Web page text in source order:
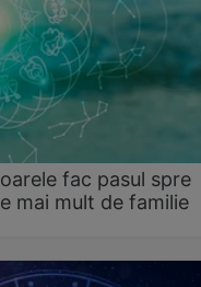
fac pasul spre
mai mult de familie